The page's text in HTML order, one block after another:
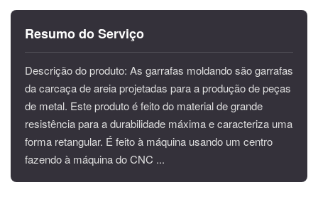
Resumo do Serviço
Descrição do produto: As garrafas moldando são garrafas
da carcaça de areia projetadas para a produção de peças
de metal. Este produto é feito do material de grande
resistência para a durabilidade máxima e caracteriza uma
forma retangular. É feito à máquina usando um centro
fazendo à máquina do CNC ...